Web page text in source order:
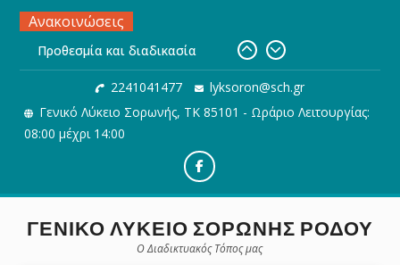
Skip
content
Ανακοινώσεις
Προθεσμία και διαδικασία
Ηλεκτρονικής υποβολής του
Μηχανογραφικού Δελτίου
Ηλεκτρονική Αίτηση εγγραφής,
ανανέωσης εγγραφής ή
μετεγγραφής μαθητών/τριών σε
Συγχαρητήρια στους/στις
εισαγωγή τους σε σχολές της
Τριτοβάθμιας Εκπαίδευσης
2241041477
lyksoron@sch.gr
Γενικό Λύκειο Σορωνής, ΤΚ 85101 - Ωράριο Λειτουργίας:
08:00 μέχρι 14:00
ΓΕΝΙΚΟ ΛΥΚΕΙΟ ΣΟΡΩΝΗΣ ΡΟΔΟΥ
Ο Διαδικτυακός Τόπος μας